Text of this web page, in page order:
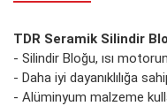
TDR Seramik Silindir
- Silindir Bloğu, ısı
- Daha iyi dayanıklılığa
- Alüminyum malzeme